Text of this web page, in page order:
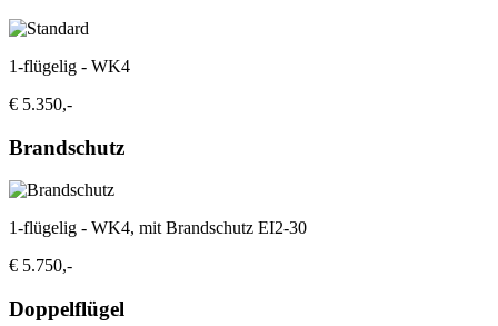
1-flügelig - WK4
€ 5.350,-
Brandschutz
1-flügelig - WK4, mit Brandschutz EI2-30
€ 5.750,-
Doppelflügel